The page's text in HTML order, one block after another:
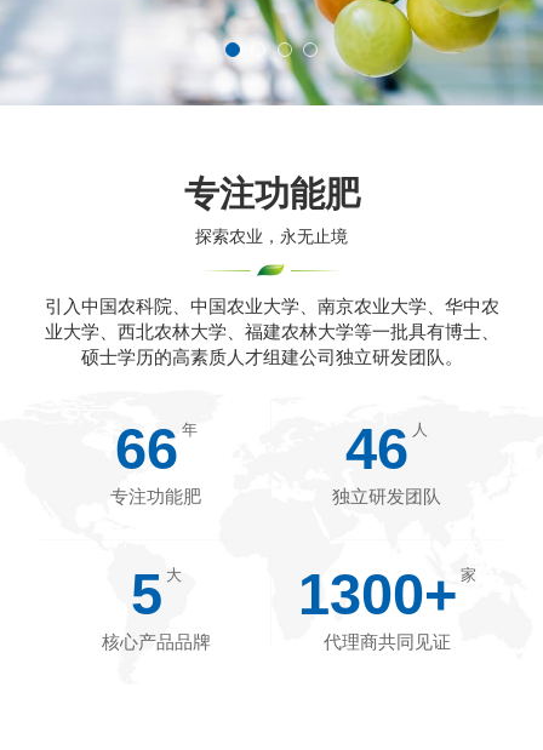
专注功能肥
探索农业，永无止境
引入中国农科院、中国农业大学、南京农业大学、华中农
业大学、西北农林大学、福建农林大学等一批具有博士、
硕士学历的高素质人才组建公司独立研发团队。
66 年
专注功能肥
46 人
独立研发团队
5 大
核心产品品牌
1300+ 家
代理商共同见证